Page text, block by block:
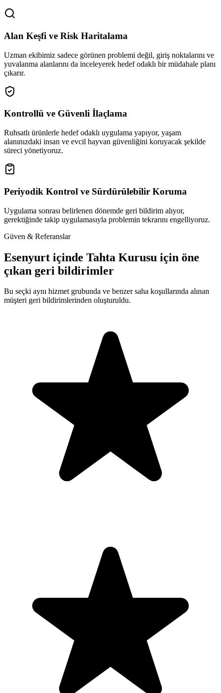
Alan Keşfi ve Risk Haritalama
Uzman ekibimiz sadece görünen problemi değil, giriş noktalarını ve
yuvalanma alanlarını da inceleyerek hedef odaklı bir müdahale planı
çıkarır.
Kontrollü ve Güvenli İlaçlama
Ruhsatlı ürünlerle hedef odaklı uygulama yapıyor, yaşam
alanınızdaki insan ve evcil hayvan güvenliğini koruyacak şekilde
süreci yönetiyoruz.
Periyodik Kontrol ve Sürdürülebilir Koruma
Uygulama sonrası belirlenen dönemde geri bildirim alıyor,
gerektiğinde takip uygulamasıyla problemin tekrarını engelliyoruz.
Güven & Referanslar
Esenyurt içinde Tahta Kurusu için öne
çıkan geri bildirimler
Bu seçki aynı hizmet grubunda ve benzer saha koşullarında alınan
müşteri geri bildirimlerinden oluşturuldu.